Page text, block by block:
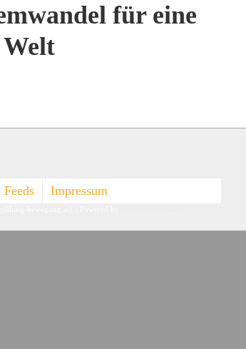
für eine
Welt
Feeds Impressum